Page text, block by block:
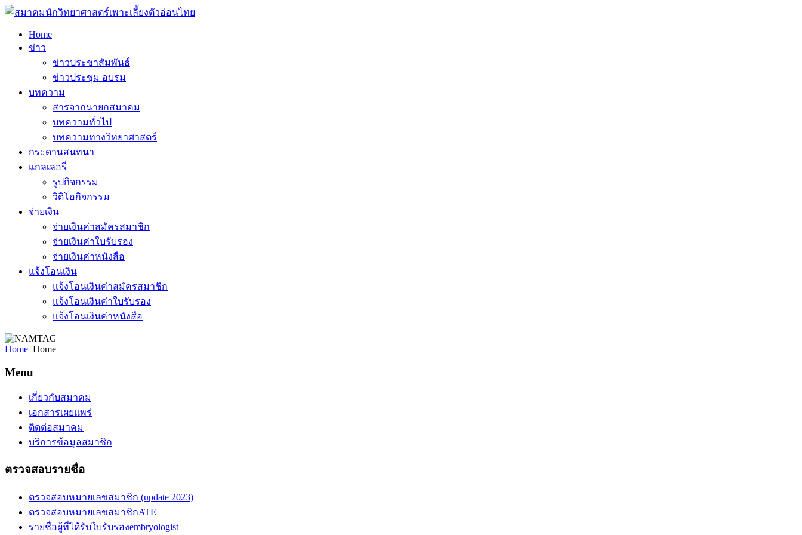
Home
ข่าว
ข่าวประชาสัมพันธ์
ข่าวประชุม อบรม
บทความ
สารจากนายกสมาคม
บทความทั่วไป
บทความทางวิทยาศาสตร์
กระดานสนทนา
แกลเลอรี่
รูปกิจกรรม
วิดิโอกิจกรรม
จ่ายเงิน
จ่ายเงินค่าสมัครสมาชิก
จ่ายเงินค่าใบรับรอง
จ่ายเงินค่าหนังสือ
แจ้งโอนเงิน
แจ้งโอนเงินค่าสมัครสมาชิก
แจ้งโอนเงินค่าใบรับรอง
แจ้งโอนเงินค่าหนังสือ
Home Home
Menu
เกี่ยวกับสมาคม
เอกสารเผยแพร่
ติดต่อสมาคม
บริการข้อมูลสมาชิก
ตรวจสอบรายชื่อ
ตรวจสอบหมายเลขสมาชิก (update 2023)
ตรวจสอบหมายเลขสมาชิกATE
รายชื่อผู้ที่ได้รับใบรับรองembryologist